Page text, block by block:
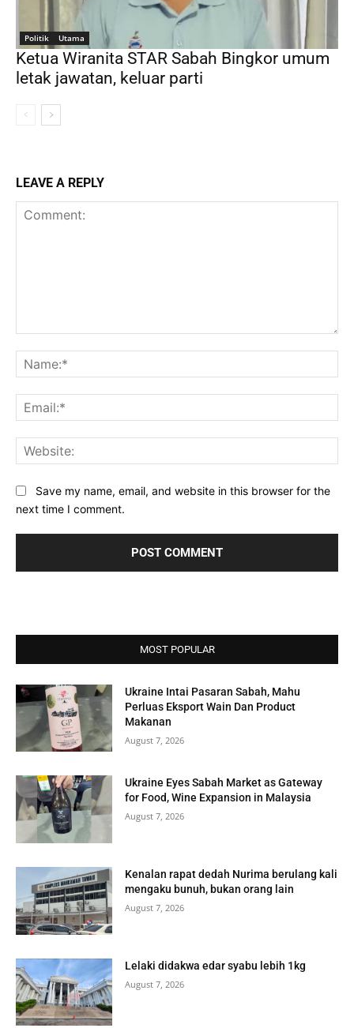
Politik Utama
Ketua Wiranita STAR Sabah Bingkor umum
letak jawatan, keluar parti
LEAVE A REPLY
Save my name, email, and website in this browser for the
next time I comment.
MOST POPULAR
Ukraine Intai Pasaran Sabah, Mahu
Perluas Eksport Wain Dan Product
Makanan
August 7, 2026
Ukraine Eyes Sabah Market as Gateway
for Food, Wine Expansion in Malaysia
August 7, 2026
Kenalan rapat dedah Nurima berulang kali
mengaku bunuh, bukan orang lain
August 7, 2026
Lelaki didakwa edar syabu lebih 1kg
August 7, 2026